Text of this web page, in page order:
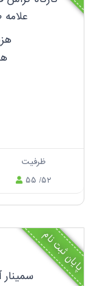
علامه طبرسی*
ظرفیت
۵۵ /۵۲
پایان ثبت نام